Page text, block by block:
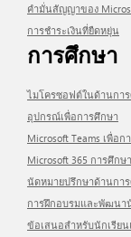
คำมั่นสัญญาของ
การชำระเงินที่ยืดหยุ่น
การศึกษา
ไมโครซอฟต์ในด้านกา
อุปกรณ์เพื่อการศึกษา
Microsoft Teams เพื่อ
Microsoft 365 การศึกษา
นัดหมายปรึกษาด้านกา
การฝึกอบรมและพัฒน
ข้อเสนอสำหรับนักเรีย